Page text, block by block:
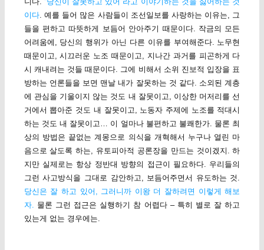
이다. 예를 들어 많은 사람들이 조선일보를 사랑하는 이유는, 그
들을 편하고 따뜻하게 보듬어 안아주기 때문이다. 작금의 모든
어려움에, 당신의 행위가 아닌 다른 이유를 부여해준다. 노무현
때문이고, 시끄러운 노조 때문이고, 지나간 과거를 피곤하게 다
시 캐내려는 것들 때문이다. 그에 비해서 소위 진보적 입장을 표
방하는 언론들을 보면 맨날 내가 잘못하는 것 같다. 소외된 계층
에 관심을 기울이지 않는 것도 내 잘못이고, 이상한 머저리를 선
거에서 뽑아준 것도 내 잘못이고, 노동자 주제에 노조를 적대시
하는 것도 내 잘못이고… 이 얼마나 불편하고 불쾌한가. 물론 최
상의 방법은 끝없는 계몽으로 의식을 개혁해서 누구나 열린 마
음으로 살도록 하는, 유토피아적 공론장을 만드는 것이겠지. 하
지만 실제로는 항상 정반대 방향의 접근이 필요하다. 우리들의
그런 사고방식을 그대로 감안하고, 보듬어주면서 유도하는 것.
당신은 잘 하고 있어, 그러니까 이왕 더 잘하려면 이렇게 해보
자. 물론 그런 접근은 실행하기 참 어렵다 – 특히 별로 잘 하고
있는게 없는 경우에는.